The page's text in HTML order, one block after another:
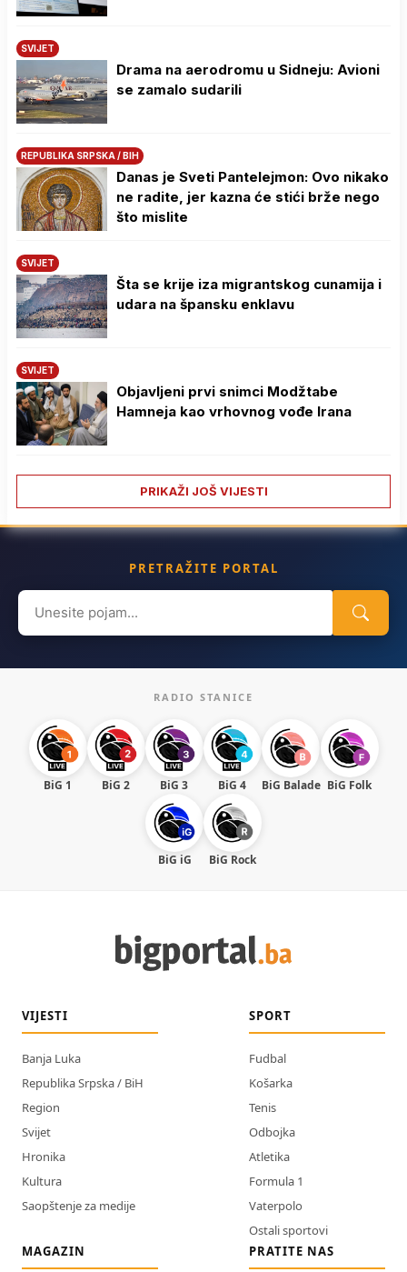
SVIJET
Drama na aerodromu u Sidneju: Avioni
se zamalo sudarili
REPUBLIKA SRPSKA / BIH
Danas je Sveti Pantelejmon: Ovo nikako
ne radite, jer kazna će stići brže nego
što mislite
SVIJET
Šta se krije iza migrantskog cunamija i
udara na špansku enklavu
SVIJET
Objavljeni prvi snimci Modžtabe
Hamneja kao vrhovnog vođe Irana
PRIKAŽI JOŠ VIJESTI
PRETRAŽITE PORTAL
Search
for:
RADIO STANICE
BiG 1 BiG 2 BiG 3 BiG 4 BiG Balade BiG Folk
BiG iG BiG Rock
VIJESTI
Banja Luka
Republika Srpska / BiH
Region
Svijet
Hronika
Kultura
Saopštenje za medije
SPORT
Fudbal
Košarka
Tenis
Odbojka
Atletika
Formula 1
Vaterpolo
Ostali sportovi
MAGAZIN
PRATITE NAS